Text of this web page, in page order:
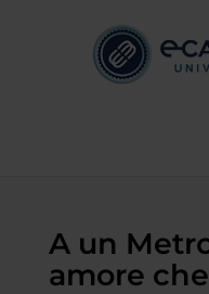
A un
amore